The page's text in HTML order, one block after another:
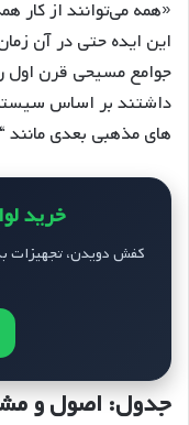
«همه می‌توانند از کار
این ایده حتی در آن
جوامع مسیحی قرن اول
های مذهبی بعدی مانند
خرید
کفش دویدن، تجهیزات
جدول: اصول و